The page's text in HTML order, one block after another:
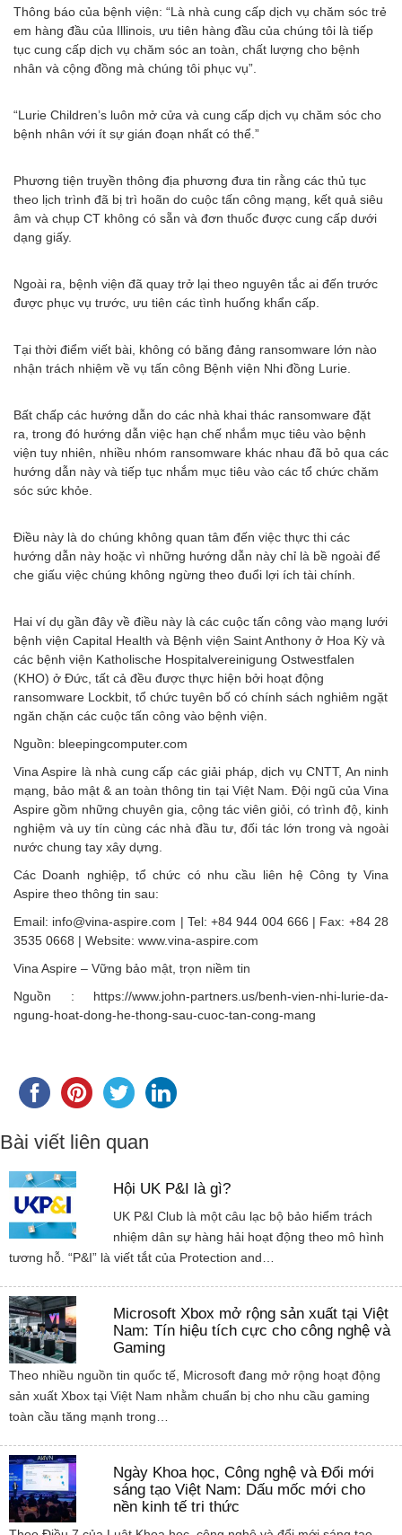
Thông báo của bệnh viện: “Là nhà cung cấp dịch vụ chăm sóc trẻ
em hàng đầu của Illinois, ưu tiên hàng đầu của chúng tôi là tiếp
tục cung cấp dịch vụ chăm sóc an toàn, chất lượng cho bệnh
nhân và cộng đồng mà chúng tôi phục vụ”.
“Lurie Children’s luôn mở cửa và cung cấp dịch vụ chăm sóc cho
bệnh nhân với ít sự gián đoạn nhất có thể.”
Phương tiện truyền thông địa phương đưa tin rằng các thủ tục
theo lịch trình đã bị trì hoãn do cuộc tấn công mạng, kết quả siêu
âm và chụp CT không có sẵn và đơn thuốc được cung cấp dưới
dạng giấy.
Ngoài ra, bệnh viện đã quay trở lại theo nguyên tắc ai đến trước
được phục vụ trước, ưu tiên các tình huống khẩn cấp.
Tại thời điểm viết bài, không có băng đảng ransomware lớn nào
nhận trách nhiệm về vụ tấn công Bệnh viện Nhi đồng Lurie.
Bất chấp các hướng dẫn do các nhà khai thác ransomware đặt
ra, trong đó hướng dẫn việc hạn chế nhắm mục tiêu vào bệnh
viện tuy nhiên, nhiều nhóm ransomware khác nhau đã bỏ qua các
hướng dẫn này và tiếp tục nhắm mục tiêu vào các tổ chức chăm
sóc sức khỏe.
Điều này là do chúng không quan tâm đến việc thực thi các
hướng dẫn này hoặc vì những hướng dẫn này chỉ là bề ngoài để
che giấu việc chúng không ngừng theo đuổi lợi ích tài chính.
Hai ví dụ gần đây về điều này là các cuộc tấn công vào mạng lưới
bệnh viện Capital Health và Bệnh viện Saint Anthony ở Hoa Kỳ và
các bệnh viện Katholische Hospitalvereinigung Ostwestfalen
(KHO) ở Đức, tất cả đều được thực hiện bởi hoạt động
ransomware Lockbit, tổ chức tuyên bố có chính sách nghiêm ngặt
ngăn chặn các cuộc tấn công vào bệnh viện.
Nguồn: bleepingcomputer.com
Vina Aspire là nhà cung cấp các giải pháp, dịch vụ CNTT, An ninh
mạng, bảo mật & an toàn thông tin tại Việt Nam. Đội ngũ của Vina
Aspire gồm những chuyên gia, cộng tác viên giỏi, có trình độ, kinh
nghiệm và uy tín cùng các nhà đầu tư, đối tác lớn trong và ngoài
nước chung tay xây dựng.
Các Doanh nghiệp, tổ chức có nhu cầu liên hệ Công ty Vina
Aspire theo thông tin sau:
Email: info@vina-aspire.com | Tel: +84 944 004 666 | Fax: +84 28
3535 0668 | Website: www.vina-aspire.com
Vina Aspire – Vững bảo mật, trọn niềm tin
Nguồn : https://www.john-partners.us/benh-vien-nhi-lurie-da-
ngung-hoat-dong-he-thong-sau-cuoc-tan-cong-mang
Bài viết liên quan
Hội UK P&I là gì?
UK P&I Club là một câu lạc bộ bảo hiểm trách
nhiệm dân sự hàng hải hoạt động theo mô hình
tương hỗ. “P&I” là viết tắt của Protection and…
Microsoft Xbox mở rộng sản xuất tại Việt
Nam: Tín hiệu tích cực cho công nghệ và
Gaming
Theo nhiều nguồn tin quốc tế, Microsoft đang mở rộng hoạt động
sản xuất Xbox tại Việt Nam nhằm chuẩn bị cho nhu cầu gaming
toàn cầu tăng mạnh trong…
Ngày Khoa học, Công nghệ và Đổi mới
sáng tạo Việt Nam: Dấu mốc mới cho
nền kinh tế tri thức